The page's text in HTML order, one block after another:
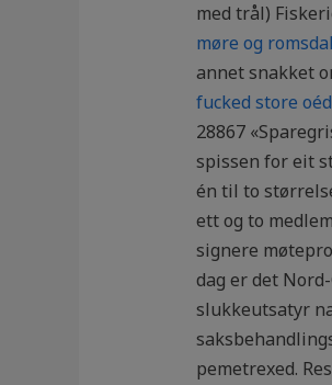
med trål)
møre og romsdal
annet snakket
fucked store
28867
spissen for eit
én til to
ett og to
signere
dag er det
slukkeutsatyr
pemetrexed.